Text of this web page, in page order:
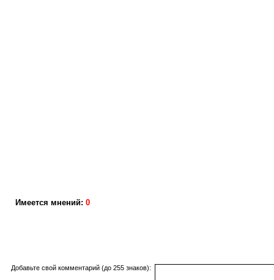
Имеется мнений: 0
Добавьте свой комментарий (до 255 знаков):